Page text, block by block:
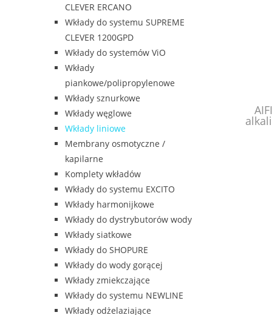
CLEVER ERCANO
Wkłady do systemu SUPREME
CLEVER 1200GPD
Wkłady do systemów ViO
Wkłady
piankowe/polipropylenowe
Wkłady sznurkowe
Wkłady węglowe
Wkłady liniowe
Membrany osmotyczne /
kapilarne
Komplety wkładów
Wkłady do systemu EXCITO
Wkłady harmonijkowe
Wkłady do dystrybutorów wody
Wkłady siatkowe
Wkłady do SHOPURE
Wkłady do wody gorącej
Wkłady zmiekczające
Wkłady do systemu NEWLINE
Wkłady odżelaziające